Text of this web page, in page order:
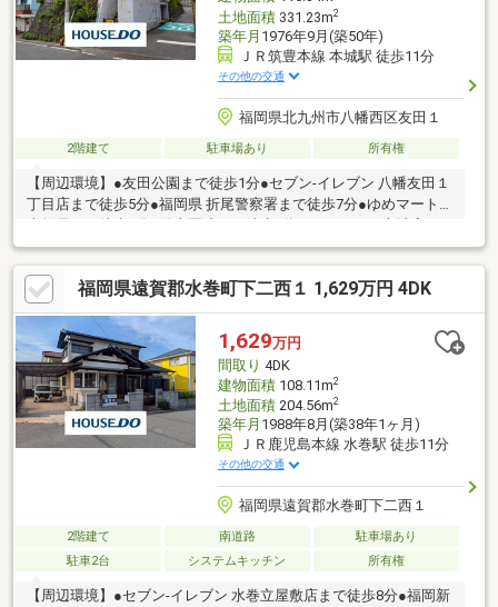
土地面積331.23m2
築年月 1976年9月(築50年)
ＪＲ筑豊本線 本城駅 徒歩11分
その他の交通
福岡県北九州市八幡西区友田１
2階建て 駐車場あり 所有権
【周辺環境】●友田公園まで徒歩1分●セブン-イレブン 八幡友田１
丁目店まで徒歩5分●福岡県 折尾警察署まで徒歩7分●ゆめマート
徒歩15分
福岡県遠賀郡水巻町下二西１ 1,629万円 4DK
1,629万円
間取り 4DK
建物面積108.11m2
土地面積204.56m2
築年月 1988年8月(築38年1ヶ月)
ＪＲ鹿児島本線 水巻駅 徒歩11分
その他の交通
福岡県遠賀郡水巻町下二西１
2階建て 南道路
駐車場あり
駐車2台
システムキッチン 所有権
【周辺環境】●セブン-イレブン 水巻立屋敷店まで徒歩8分●福岡新